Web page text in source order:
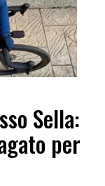
Sella:
per